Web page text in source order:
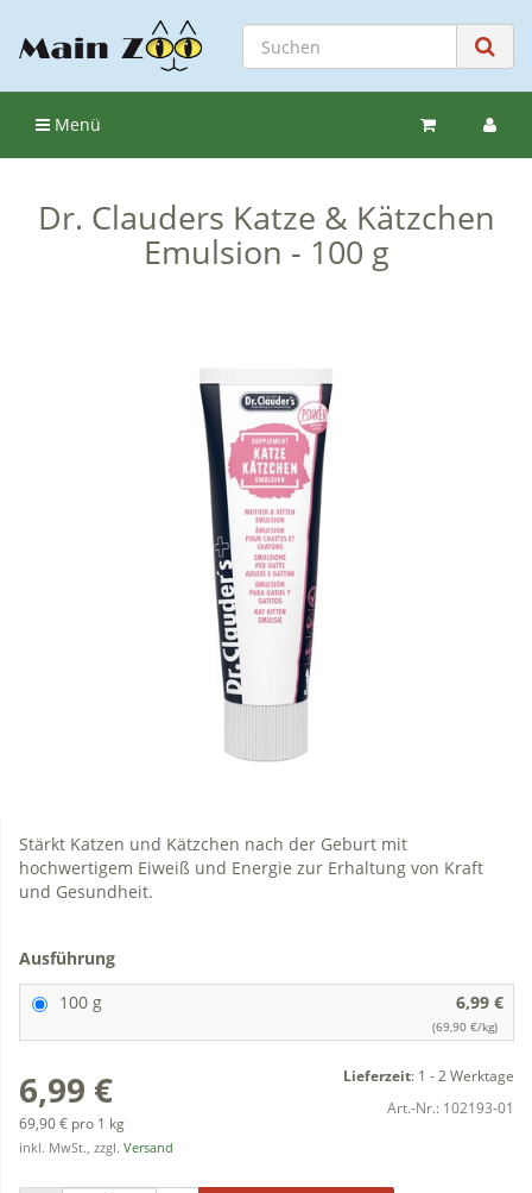
Menü
Dr. Clauders Katze & Kätzchen
Emulsion - 100 g
Stärkt Katzen und Kätzchen nach der Geburt mit
hochwertigem Eiweiß und Energie zur Erhaltung von Kraft
und Gesundheit.
Ausführung
100 g
6,99 €
(69,90 €/kg)
6,99 €
69,90 € pro 1 kg
inkl. MwSt., zzgl. Versand
Lieferzeit: 1 - 2 Werktage
Art.-Nr.: 102193-01